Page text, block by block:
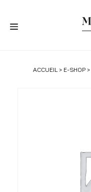
ACCUEIL> E-SHOP >